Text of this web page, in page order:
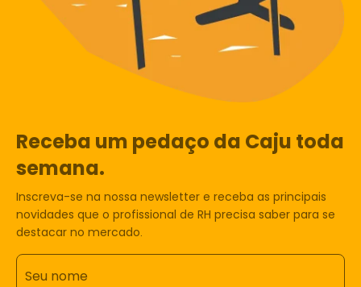
Receba um pedaço da Caju toda
semana.
Inscreva-se na nossa newsletter e receba as principais
novidades que o profissional de RH precisa saber para se
destacar no mercado.
Seu nome